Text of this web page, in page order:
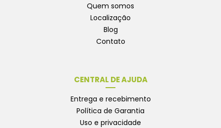
Quem somos
Localização
Blog
Contato
CENTRAL DE AJUDA
Entrega e recebimento
Política de Garantia
Uso e privacidade